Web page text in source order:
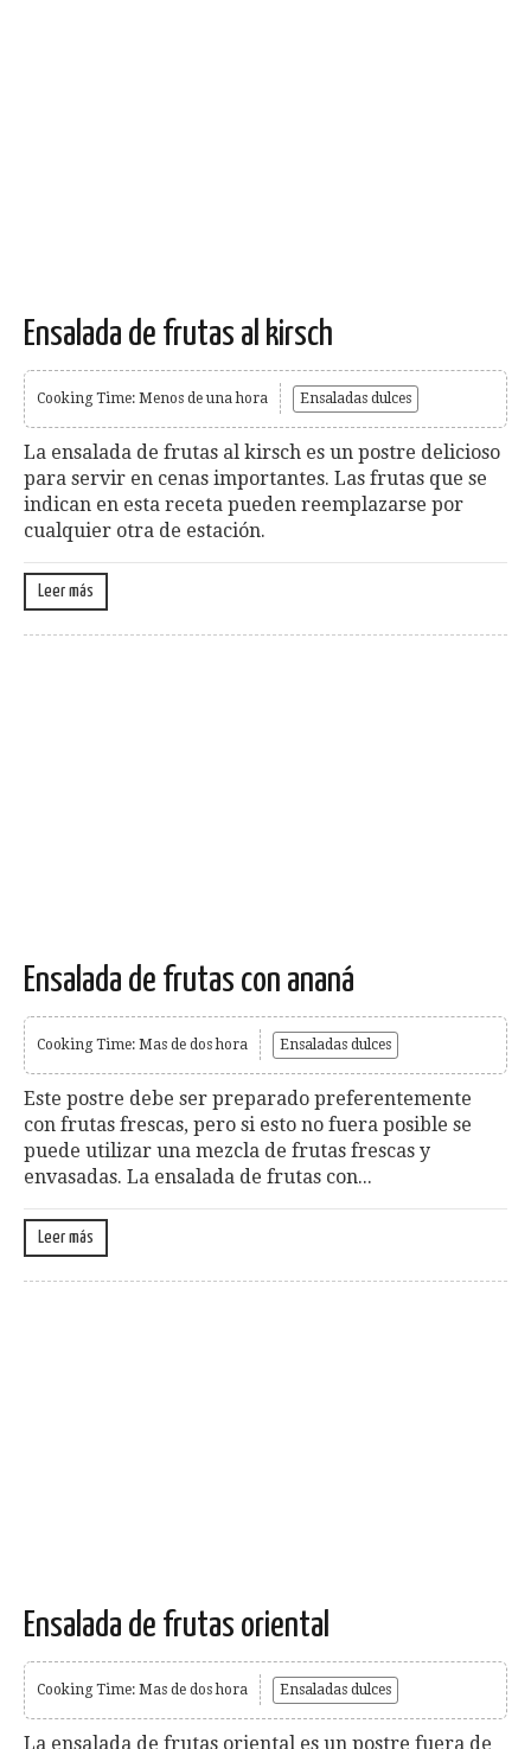
Ensalada de frutas al kirsch
Cooking Time: Menos de una hora Ensaladas dulces
La ensalada de frutas al kirsch es un postre delicioso
para servir en cenas importantes. Las frutas que se
indican en esta receta pueden reemplazarse por
cualquier otra de estación.
Leer más
Ensalada de frutas con ananá
Cooking Time: Mas de dos hora Ensaladas dulces
Este postre debe ser preparado preferentemente
con frutas frescas, pero si esto no fuera posible se
puede utilizar una mezcla de frutas frescas y
envasadas. La ensalada de frutas con...
Leer más
Ensalada de frutas oriental
Cooking Time: Mas de dos hora Ensaladas dulces
La ensalada de frutas oriental es un postre fuera de